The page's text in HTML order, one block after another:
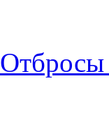
Отбросы